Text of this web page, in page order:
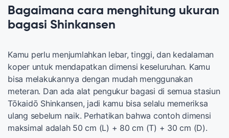
Bagaimana cara menghitung ukuran
bagasi Shinkansen
Kamu perlu menjumlahkan lebar, tinggi, dan kedalaman
koper untuk mendapatkan dimensi keseluruhan. Kamu
bisa melakukannya dengan mudah menggunakan
meteran. Dan ada alat pengukur bagasi di semua stasiun
Tōkaidō Shinkansen, jadi kamu bisa selalu memeriksa
ulang sebelum naik. Perhatikan bahwa contoh dimensi
maksimal adalah 50 cm (L) + 80 cm (T) + 30 cm (D).